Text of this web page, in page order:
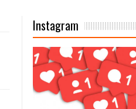
París
Rock Café
Instagram